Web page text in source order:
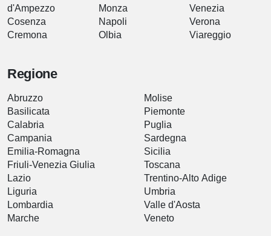
d'Ampezzo
Cosenza
Cremona
Monza
Napoli
Olbia
Venezia
Verona
Viareggio
Regione
Abruzzo
Basilicata
Calabria
Campania
Emilia-Romagna
Friuli-Venezia Giulia
Lazio
Liguria
Lombardia
Marche
Molise
Piemonte
Puglia
Sardegna
Sicilia
Toscana
Trentino-Alto Adige
Umbria
Valle d'Aosta
Veneto